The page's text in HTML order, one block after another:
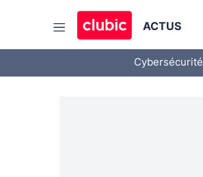
ACTUS
Cybersécurité